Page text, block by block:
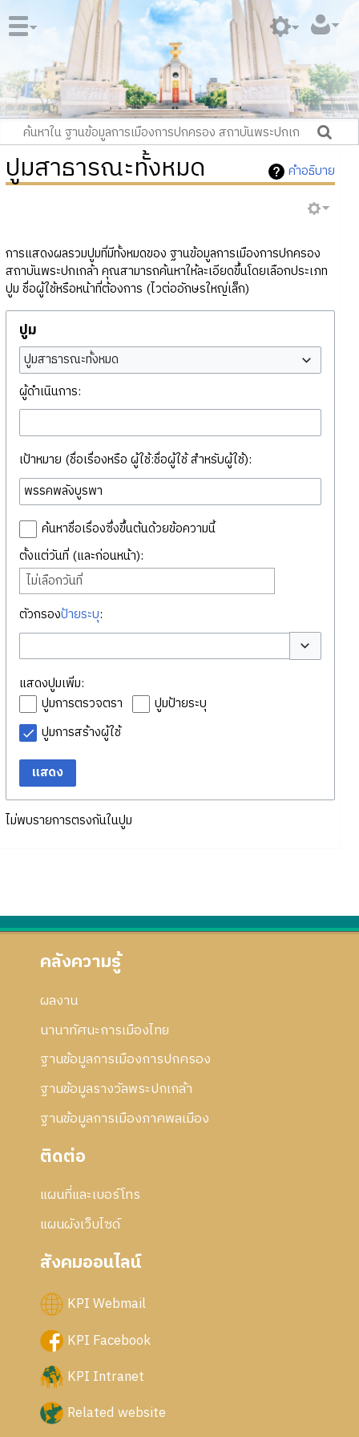
คำอธิบาย
ปูมสาธารณะทั้งหมด
การแสดงผลรวมปูมที่มีทั้งหมดของ ฐานข้อมูลการเมืองการปกครอง
สถาบันพระปกเกล้า คุณสามารถค้นหาให้ละเอียดขึ้นโดยเลือกประเภท
ปูม ชื่อผู้ใช้หรือหน้าที่ต้องการ (ไวต่ออักษรใหญ่เล็ก)
ปูม
ปูมสาธารณะทั้งหมด
ผู้ดำเนินการ:
เป้าหมาย (ชื่อเรื่องหรือ ผู้ใช้:ชื่อผู้ใช้ สำหรับผู้ใช้):
ค้นหาชื่อเรื่องซึ่งขึ้นต้นด้วยข้อความนี้
ตั้งแต่วันที่ (และก่อนหน้า):
ไม่เลือกวันที่
ตัวกรองป้ายระบุ:
สลับตัวเลือก
แสดงปูมเพิ่ม:
ปูมการตรวจตรา
ปูมป้ายระบุ
ปูมการสร้างผู้ใช้
แสดง
ไม่พบรายการตรงกันในปูม
คลังความรู้
ผลงาน
นานาทัศนะการเมืองไทย
ฐานข้อมูลการเมืองการปกครอง
ฐานข้อมูลรางวัลพระปกเกล้า
ฐานข้อมูลการเมืองภาคพลเมือง
ติดต่อ
แผนที่และเบอร์โทร
แผนผังเว็บไซด์
สังคมออนไลน์
KPI Webmail
KPI Facebook
KPI Intranet
Related website